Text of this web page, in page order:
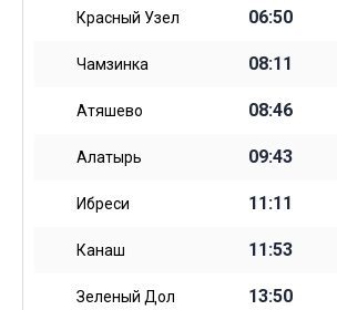
Красный Узел 06:50
Чамзинка 08:11
Атяшево 08:46
Алатырь 09:43
Ибреси 11:11
Канаш 11:53
Зеленый Дол 13:50